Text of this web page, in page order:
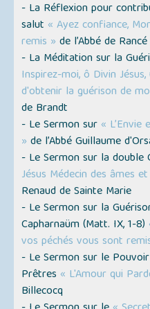
- La Réflexion pour
salut « Ayez confiance,
remis » de l’Abbé de Rancé
- La Méditation sur la
Inspirez-moi, ô Divin
d'obtenir la guérison de
de Brandt
- Le Sermon sur «
» de l’Abbé Guillaume
- Le Sermon sur la double
Jésus Médecin des âmes
Renaud de Sainte Marie
- Le Sermon sur la
Capharnaüm(Matt. IX, 1-8)
vos péchés vous sont
- Le Sermon sur le
Prêtres « L'Amour qui
Billecocq